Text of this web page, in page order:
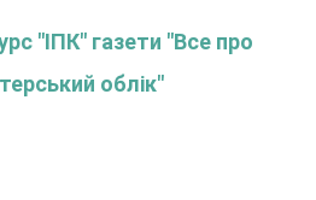
"ІПК" газети "Все про
облік"